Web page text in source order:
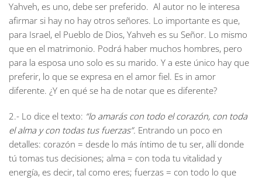
Yahveh, es uno, debe ser preferido. Al autor no le interesa
afirmar si hay no hay otros señores. Lo importante es que,
para Israel, el Pueblo de Dios, Yahveh es su Señor. Lo mismo
que en el matrimonio. Podrá haber muchos hombres, pero
para la esposa uno solo es su marido. Y a este único hay que
preferir, lo que se expresa en el amor fiel. Es in amor
diferente. ¿Y en qué se ha de notar que es diferente?
2.- Lo dice el texto: “lo amarás con todo el corazón, con toda
el alma y con todas tus fuerzas”. Entrando un poco en
detalles: corazón = desde lo más íntimo de tu ser, allí donde
tú tomas tus decisiones; alma = con toda tu vitalidad y
energía, es decir, tal como eres; fuerzas = con todo lo que